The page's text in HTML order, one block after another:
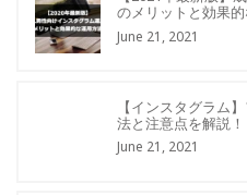
のメリットと効果
June 21, 2021
【インスタグラム
法と注意点を解説！
June 21, 2021